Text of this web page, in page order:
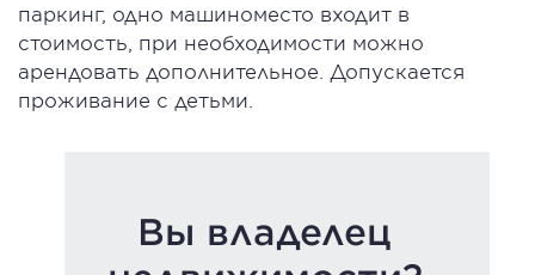
паркинг, одно машиноместо входит в
стоимость, при необходимости можно
арендовать дополнительное. Допускается
проживание с детьми.
Вы владелец